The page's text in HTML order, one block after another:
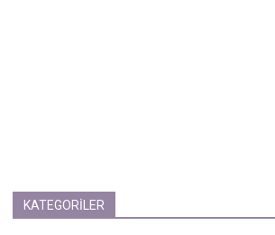
KATEGORİLER